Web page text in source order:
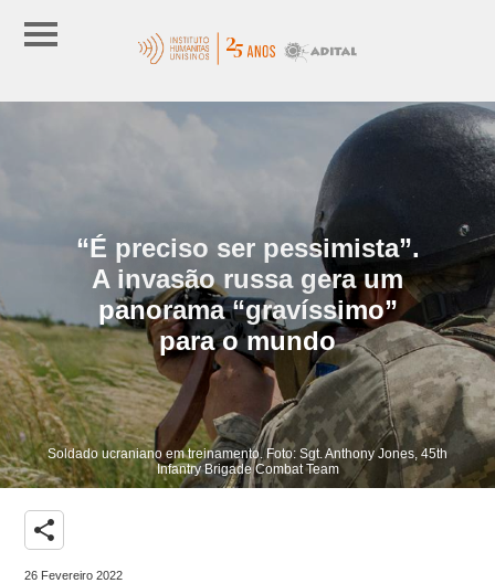
“É preciso ser pessimista”.
A invasão russa gera um
panorama “gravíssimo”
para o mundo
Soldado ucraniano em treinamento. Foto: Sgt. Anthony Jones, 45th
Infantry Brigade Combat Team
share
26 Fevereiro 2022